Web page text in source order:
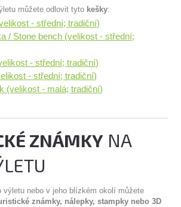
můžete odlovit tyto kešky:
- střední; tradiční)
/ Stone bench (velikost - střední;
- střední; tradiční)
- střední; tradiční)
(velikost - malá; tradiční)
ZNÁMKY NA
výletu nebo v jeho blízkém okolí můžete
známky, nálepky, stampky nebo 3D